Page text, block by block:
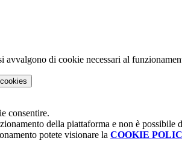
avvalgono di cookie necessari al
consentire.
della piattaforma e non è possibile
potete visionare la COOKIE